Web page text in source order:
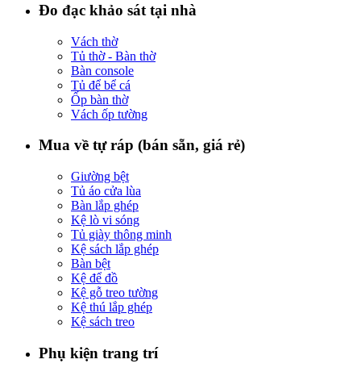
Đo đạc khảo sát tại nhà
Vách thờ
Tủ thờ - Bàn thờ
Bàn console
Tủ để bể cá
Ốp bàn thờ
Vách ốp tường
Mua về tự ráp (bán sẵn, giá rẻ)
Giường bệt
Tủ áo cửa lùa
Bàn lắp ghép
Kệ lò vi sóng
Tủ giày thông minh
Kệ sách lắp ghép
Bàn bệt
Kệ để đồ
Kệ gỗ treo tường
Kệ thú lắp ghép
Kệ sách treo
Phụ kiện trang trí